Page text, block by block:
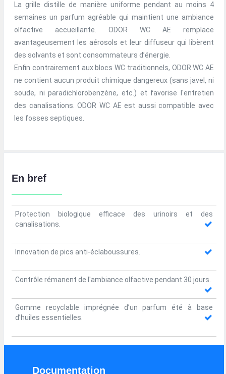
La grille distille de manière uniforme pendant au moins 4
semaines un parfum agréable qui maintient une ambiance
olfactive accueillante. ODOR WC AE remplace
avantageusement les aérosols et leur diffuseur qui libèrent
des solvants et sont consommateurs d’énergie.
Enfin contrairement aux blocs WC traditionnels, ODOR WC AE
ne contient aucun produit chimique dangereux (sans javel, ni
soude, ni paradichlorobenzène, etc.) et favorise l'entretien
des canalisations. ODOR WC AE est aussi compatible avec
les fosses septiques.
En bref
Protection biologique efficace des urinoirs et des
canalisations.
Innovation de pics anti-éclaboussures.
Contrôle rémanent de l'ambiance olfactive pendant 30 jours.
Gomme recyclable imprégnée d’un parfum été à base
d’huiles essentielles.
Documentation